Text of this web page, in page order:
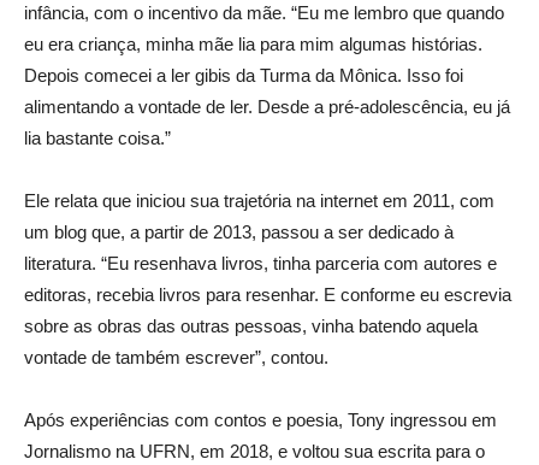
infância, com o incentivo da mãe. “Eu me lembro que quando
eu era criança, minha mãe lia para mim algumas histórias.
Depois comecei a ler gibis da Turma da Mônica. Isso foi
alimentando a vontade de ler. Desde a pré-adolescência, eu já
lia bastante coisa.”
Ele relata que iniciou sua trajetória na internet em 2011, com
um blog que, a partir de 2013, passou a ser dedicado à
literatura. “Eu resenhava livros, tinha parceria com autores e
editoras, recebia livros para resenhar. E conforme eu escrevia
sobre as obras das outras pessoas, vinha batendo aquela
vontade de também escrever”, contou.
Após experiências com contos e poesia, Tony ingressou em
Jornalismo na UFRN, em 2018, e voltou sua escrita para o